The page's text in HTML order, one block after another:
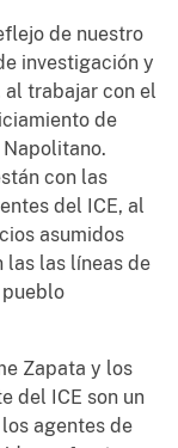
de nuestro
investigación y
al trabajar con el
de
con las
del ICE, al
asumidos
las las líneas de
Zapata y los
del ICE son un
agentes de